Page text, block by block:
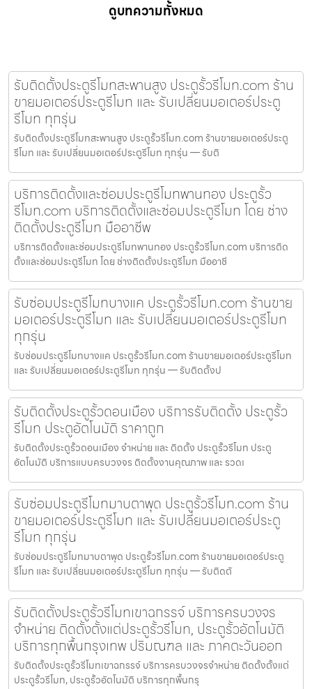
ดูบทความทั้งหมด
รับติดตั้งประตูรีโมทสะพานสูง ประตูรั้วรีโมท.com ร้าน
ขายมอเตอร์ประตูรีโมท และ รับเปลี่ยนมอเตอร์ประตู
รีโมท ทุกรุ่น
รับติดตั้งประตูรีโมทสะพานสูง ประตูรั้วรีโมท.com ร้านขายมอเตอร์ประตู
รีโมท และ รับเปลี่ยนมอเตอร์ประตูรีโมท ทุกรุ่น — รับติ
บริการติดตั้งและซ่อมประตูรีโมทพานทอง ประตูรั้ว
รีโมท.com บริการติดตั้งและซ่อมประตูรีโมท โดย ช่าง
ติดตั้งประตูรีโมท มืออาชีพ
บริการติดตั้งและซ่อมประตูรีโมทพานทอง ประตูรั้วรีโมท.com บริการติด
ตั้งและซ่อมประตูรีโมท โดย ช่างติดตั้งประตูรีโมท มืออาชี
รับซ่อมประตูรีโมทบางแค ประตูรั้วรีโมท.com ร้านขาย
มอเตอร์ประตูรีโมท และ รับเปลี่ยนมอเตอร์ประตูรีโมท
ทุกรุ่น
รับซ่อมประตูรีโมทบางแค ประตูรั้วรีโมท.com ร้านขายมอเตอร์ประตูรีโมท
และ รับเปลี่ยนมอเตอร์ประตูรีโมท ทุกรุ่น — รับติดตั้งป
รับติดตั้งประตูรั้วดอนเมือง บริการรับติดตั้ง ประตูรั้ว
รีโมท ประตูอัตโนมัติ ราคาถูก
รับติดตั้งประตูรั้วดอนเมือง จำหน่าย และ ติดตั้ง ประตูรั้วรีโมท ประตู
อัตโนมัติ บริการแบบครบวงจร ติดตั้งงานคุณภาพ และ รวดเ
รับซ่อมประตูรีโมทมาบตาพุด ประตูรั้วรีโมท.com ร้าน
ขายมอเตอร์ประตูรีโมท และ รับเปลี่ยนมอเตอร์ประตู
รีโมท ทุกรุ่น
รับซ่อมประตูรีโมทมาบตาพุด ประตูรั้วรีโมท.com ร้านขายมอเตอร์ประตู
รีโมท และ รับเปลี่ยนมอเตอร์ประตูรีโมท ทุกรุ่น — รับติดตั
รับติดตั้งประตูรั้วรีโมทเขาฉกรรจ์ บริการครบวงจร
จำหน่าย ติดตั้งตั้งแต่ประตูรั้วรีโมท, ประตูรั้วอัตโนมัติ
บริการทุกพื้นกรุงเทพ ปริมณฑล และ ภาคตะวันออก
รับติดตั้งประตูรั้วรีโมทเขาฉกรรจ์ บริการครบวงจรจำหน่าย ติดตั้งตั้งแต่
ประตูรั้วรีโมท, ประตูรั้วอัตโนมัติ บริการทุกพื้นกรุ